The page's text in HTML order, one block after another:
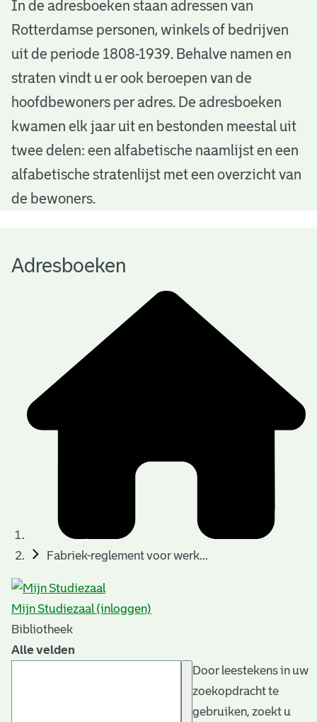
A
d
e
b
o
e
e
In de adresboeken staan adressen van
Rotterdamse personen, winkels of bedrijven
uit de periode 1808-1939. Behalve namen en
straten vindt u er ook beroepen van de
hoofdbewoners per adres. De adresboeken
kwamen elk jaar uit en bestonden meestal uit
twee delen: een alfabetische naamlijst en een
alfabetische stratenlijst met een overzicht van
de bewoners.
Adresboeken
Fabriek-reglement voor werk...
Mijn Studiezaal (inloggen)
Bibliotheek
Alle velden
Door leestekens in uw
zoekopdracht te
gebruiken, zoekt u